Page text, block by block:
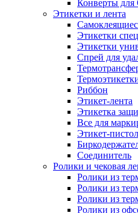
Конверты для
Этикетки и лента
Этикетки
Этикетки
Спрей для
Риббон
Этикет-лента
Этикетка
Все для
Этикет-
Соединитель
Ролики и чековая
Ролики из
Ролики из
Ролики из
Ролики из